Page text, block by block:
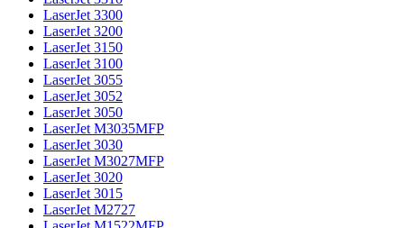
LaserJet 3300
LaserJet 3200
LaserJet 3150
LaserJet 3100
LaserJet 3055
LaserJet 3052
LaserJet 3050
LaserJet M3035MFP
LaserJet 3030
LaserJet M3027MFP
LaserJet 3020
LaserJet 3015
LaserJet M2727